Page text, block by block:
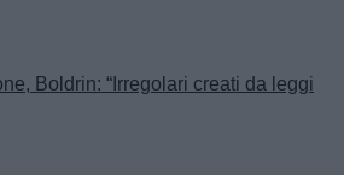
Boldrin: “Irregolari creati da leggi